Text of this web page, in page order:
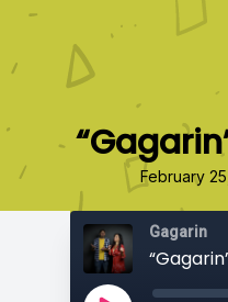
February
Gagarin